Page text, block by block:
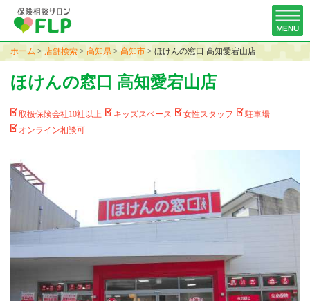
ホーム > 店舗検索 > 高知県 > 高知市 > ほけんの窓口 高知愛宕山店
ほけんの窓口 高知愛宕山店
取扱保険会社10社以上 キッズスペース 女性スタッフ
駐車場
オンライン相談可